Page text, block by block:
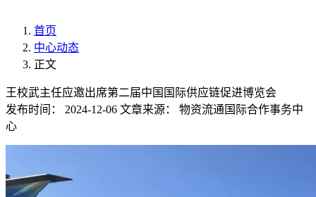
首页
中心动态
正文
王校武主任应邀出席第二届中国国际供应链促进博览会
发布时间：
2024-12-06 文章来源：
物资流通国际合作事务中
心